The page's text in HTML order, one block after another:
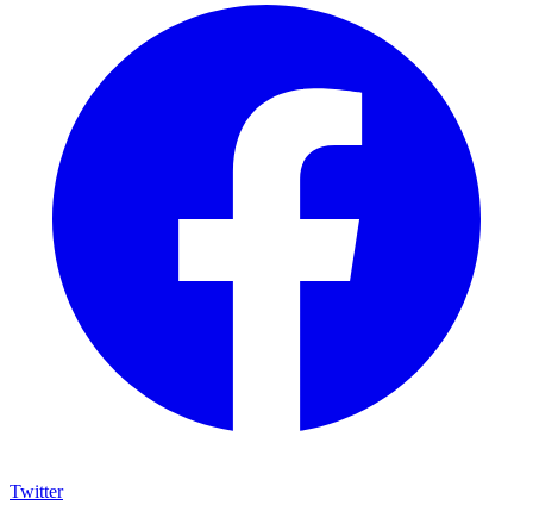
Twitter